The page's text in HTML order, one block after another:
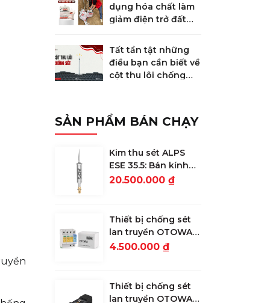
dụng hóa chất làm
giảm điện trở đất
Tất tần tật những
điều bạn cần biết về
cột thu lôi chống
SẢN PHẨM BÁN CHẠY
Kim thu sét ALPS
ESE 35.5: Bán kính
bảo vệ 78m
20.500.000 ₫
Thiết bị chống sét
lan truyền OTOWA
đường nguồn LSK-
4.500.000 ₫
Thiết bị chống sét
lan truyền OTOWA